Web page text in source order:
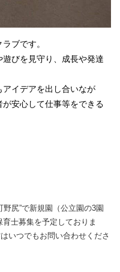
ブです。
びを見守り、成長や発達
イデアを出し合いなが
安心して仕事等をできる
尻”で新規園（公立園の3園
士募集を予定しておりま
いつでもお問い合わせくださ